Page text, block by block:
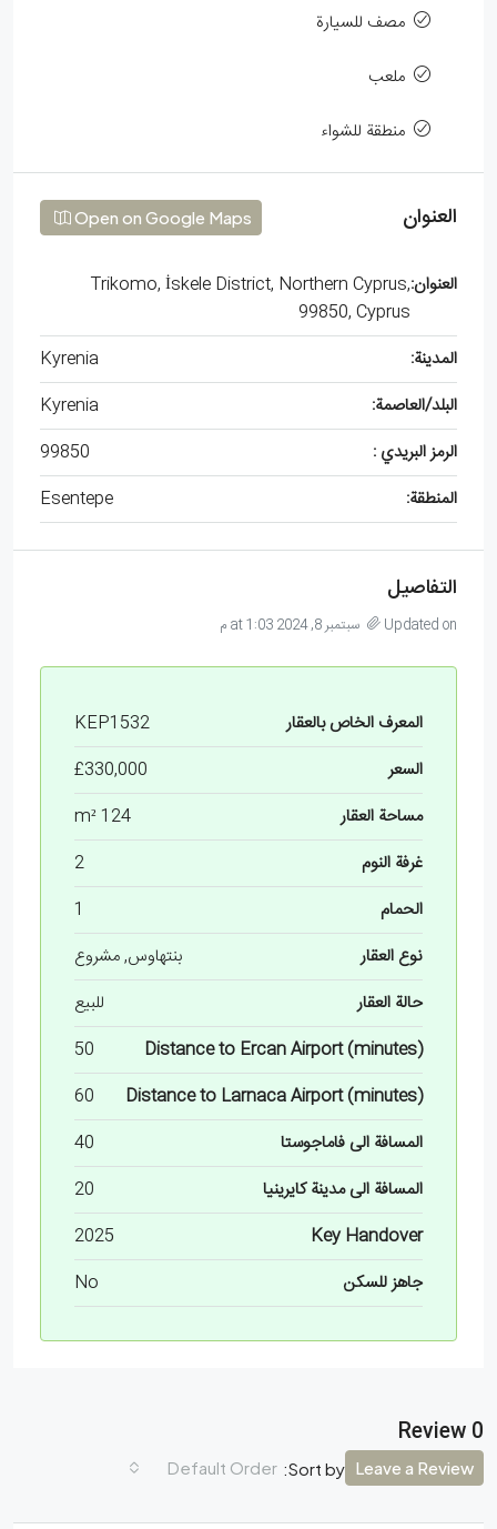
مصف للسيارة
ملعب
منطقة للشواء
العنوان Open on Google Maps
العنوان:Trikomo, İskele District, Northern Cyprus,
99850, Cyprus
المدينة:
Kyrenia
البلد/العاصمة:
Kyrenia
الرمز البريدي :
99850
المنطقة:
Esentepe
التفاصيل
Updated on سبتمبر 8, 2024 at 1:03 م
المعرف الخاص بالعقار
KEP1532
السعر
£330,000
مساحة العقار
124 m²
غرفة النوم
2
الحمام
1
نوع العقار
بنتهاوس, مشروع
حالة العقار
للبيع
Distance to Ercan Airport (minutes)
50
Distance to Larnaca Airport (minutes)
60
المسافة الى فاماجوستا
40
المسافة الى مدينة كايرينيا
20
Key Handover
2025
جاهز للسكن
No
0 Review
Sort by:
Default Order Leave a Review